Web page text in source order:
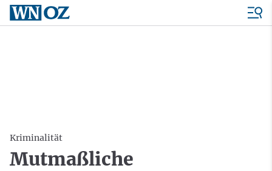
Kriminalität
Mutmaßliche